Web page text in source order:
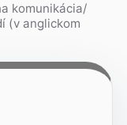
komunikácia/
(v anglickom